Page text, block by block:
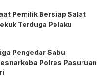
Pemilik Bersiap Salat
Terduga Pelaku
Pengedar Sabu
Polres Pasuruan